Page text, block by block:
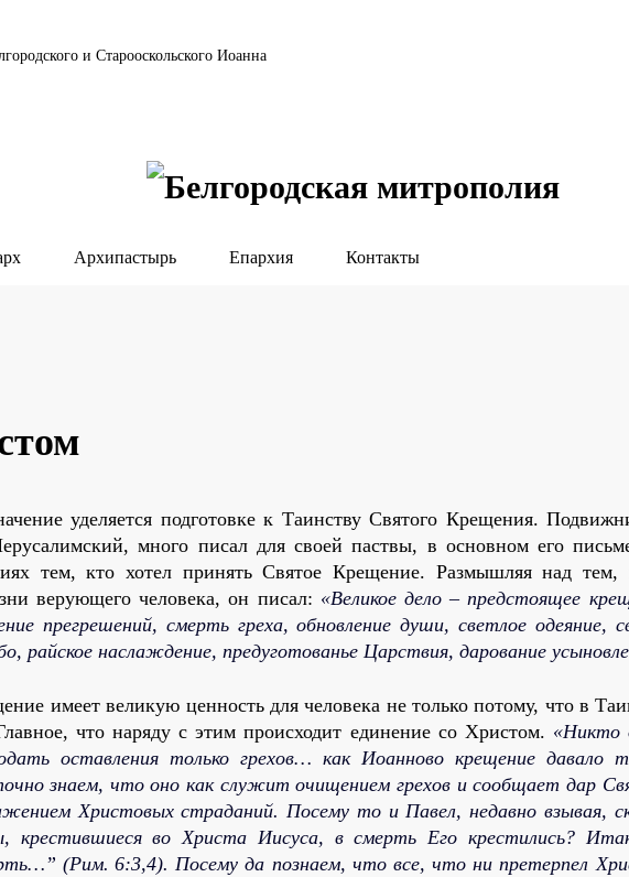
и Старооскольского Иоанна
Архипастырь Епархия Контакты
уделяется подготовке к Таинству Святого Крещения.
много писал для своей паствы, в основном его
тем, кто хотел принять Святое Крещение. Размышляя над тем,
верующего человека, он писал: «Великое дело – предстоящее
прегрешений, смерть греха, обновление души, светлое одеяние,
райское наслаждение, предуготованье Царствия, дарование
имеет великую ценность для человека не только потому, что в
что наряду с этим происходит единение со Христом. «Никто
оставления только грехов… как Иоанново крещение давало
знаем, что оно как служит очищением грехов и сообщает дар
Христовых страданий. Посему то и Павел, недавно взывая,
во Христа Иисуса, в смерть Его крестились?
(Рим. 6:3,4). Посему да познаем, что все, что ни претерпел